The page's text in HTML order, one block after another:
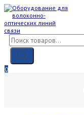
Skip
content
Поиск
товаров
0